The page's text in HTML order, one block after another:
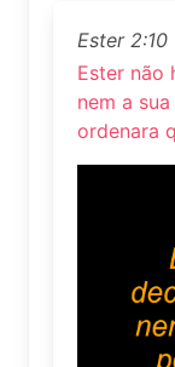
Ester 2:10
Ester não
nem a
ordenara